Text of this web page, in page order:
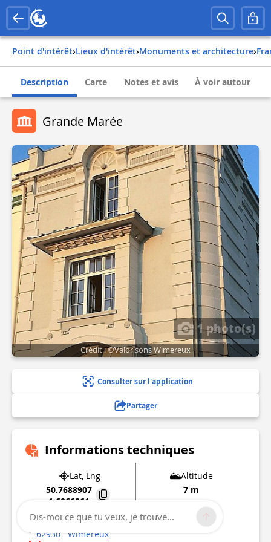
Point d'intérêt› Lieux d'intérêt› Monuments et architecture›
Description Carte Notes et avis À voir autour
Grande Marée
1 photo(s)
Crédit : ©Valorisons Wimereux
Consulter sur l'application
Partager
Informations techniques
Lat, Lng
50.7688907
1.6066861
Altitude
7 m
19 Avenue de la Mer
62930
Wimereux
Dis-moi ce que tu veux, je trouve...